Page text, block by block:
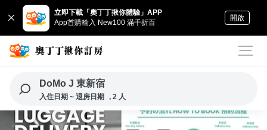
立即下載「奧丁丁揪你體驗」APP
App首購輸入 New100 滿千折百
開啟
DoMo J 東新宿
入住日期 ~ 退房日期 , 2 人